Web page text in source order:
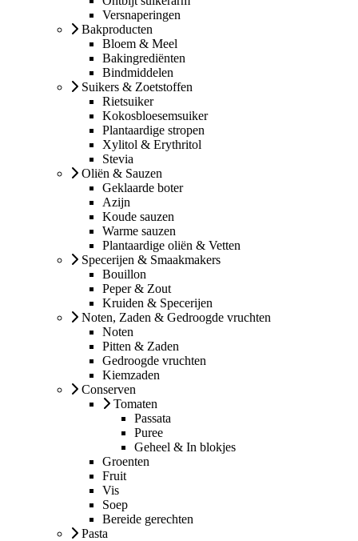
Versnaperingen
Bakproducten
Bloem & Meel
Bakingrediënten
Bindmiddelen
Suikers & Zoetstoffen
Rietsuiker
Kokosbloesemsuiker
Plantaardige stropen
Xylitol & Erythritol
Stevia
Oliën & Sauzen
Geklaarde boter
Azijn
Koude sauzen
Warme sauzen
Plantaardige oliën & Vetten
Specerijen & Smaakmakers
Bouillon
Peper & Zout
Kruiden & Specerijen
Noten, Zaden & Gedroogde vruchten
Noten
Pitten & Zaden
Gedroogde vruchten
Kiemzaden
Conserven
Tomaten
Passata
Puree
Geheel & In blokjes
Groenten
Fruit
Vis
Soep
Bereide gerechten
Pasta